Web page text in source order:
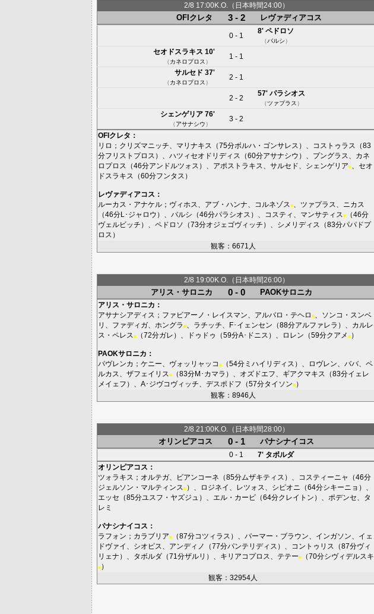
2/8 17:00K.O.（日本時間24:00）
OFIクレタ 3 - 2 レヴァディアコス
0 - 1
8' ペドロソ
（バルシ）
セオドスラキス 10'
（カネロプロス ）
1 - 1
サルセド 37'
（カネロプロス ）
2 - 1
2 - 2
57' パラシオス
（ツァプラス ）
シェンゲリア 76'
（アサナシウ）
3 - 2
OFIクレタ ：
リロ ； クリズマニッチ マリナキス （75分ボルハ・ゴンサレス ）、 コストゥラス
（83
分フリストプロス ）、 ハツィセオドリディス （60分アサナシウ ）、 プングラス
カネ
ロプロス
（46分アンドルツォス ）、 アポストラキス サルセド シェンゲリア■
セオ
ドスラキス
（60分フンタス ）
レヴァディアコス ：
ルーカス・アナケル ； ヴィホス アブ・ハンナ コルネゾス ■ ツァプラス
ニカス
（46分L･ジャロウ ）、 バルシ （46分パラシオス ）、 コスティ マンサティス ■
（46分
ヴェルビッチ ）、 ペドロソ （73分オジェゴヴィッチ ）、 シメリディス （83分パパドプ
ロス ）
観客：6671人
2/8 19:00K.O.（日本時間26:00）
アリス・サロニカ 0 - 0 PAOKサロニカ
アリス・サロニカ ：
アサナシアディス ； ファビアーノ・レイスマン アルバロ・テヘロ ■
ソンコ・スンベ
リ
ファディガ ホングラ ■ ラチッチ F･イェンセン （88分アルファレラ ）、 カルレ
ス・ペレス ■ （72分ガレ ）、 ドゥドゥ （59分A･ドニス ）、 ロレン （59分クアメ ■ ）
PAOKサロニカ ：
パヴレンカ ； ケニー ヴォッリャッコ ■ （54分 ミハイリディス ）、 ロヴレン ババ、 ペ
ルカス
ザフェイリス ■ （83分M･カマラ ）、 オズドエフ ギアクマキス （83分イェレ
メイェフ ）、 A･ジヴコヴィッチ デスポドフ （57分タイソン■ ）
観客：8946人
2/8 21:00K.O.（日本時間28:00）
オリンピアコス 0 - 1 パナシナイコス
0 - 1 7' タボルダ
オリンピアコス ：
ツォラキス ； オルテガ ビアンコーネ （85分ムザキティス ）、 コスティーニャ
（46分
ジェルソン・マルティンス ■ ）、 ロジネイ レツォス シピオニ （64分シキーニョ ）、
エッセ （85分ユスフ・ヤズジュ ）、 エル・カービ （64分クレイトン ）、 ポデンセ
タ
レミ
パナシナイコス ：
ラフォン ； カラブリア■ （87分コツィラス ）、 パーマー・ブラウン インガソン
イェ
ドヴァイ
シオピス アンディノ （77分パンテリディス ）、 コントゥリス （87分ヴィ
リェナ ）、 タボルダ （71分ザルリ ）、 キリアコプロス テテー■ （70分シヴィデルスキ
■ ）
観客：32954人